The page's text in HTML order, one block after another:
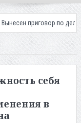
по делу о
себя
в